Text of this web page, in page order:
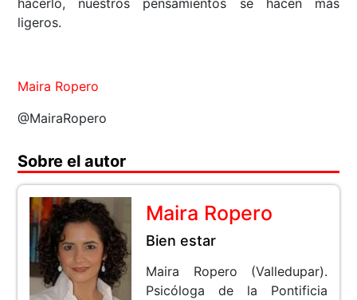
hacerlo, nuestros pensamientos se hacen más
ligeros.
Maira Ropero
@MairaRopero
Sobre el autor
Maira Ropero
Bien estar
Maira Ropero (Valledupar).
Psicóloga de la Pontificia